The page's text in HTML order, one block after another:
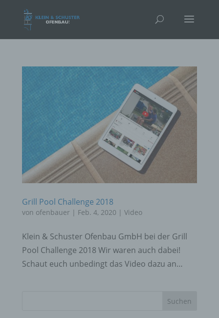
Grill Pool Challenge 2018
von ofenbauer | Feb. 4, 2020 | Video
Klein & Schuster Ofenbau GmbH bei der Grill
Pool Challenge 2018 Wir waren auch dabei!
Schaut euch unbedingt das Video dazu an…